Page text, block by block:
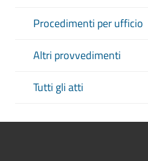
Procedimenti per ufficio
Altri provvedimenti
Tutti gli atti